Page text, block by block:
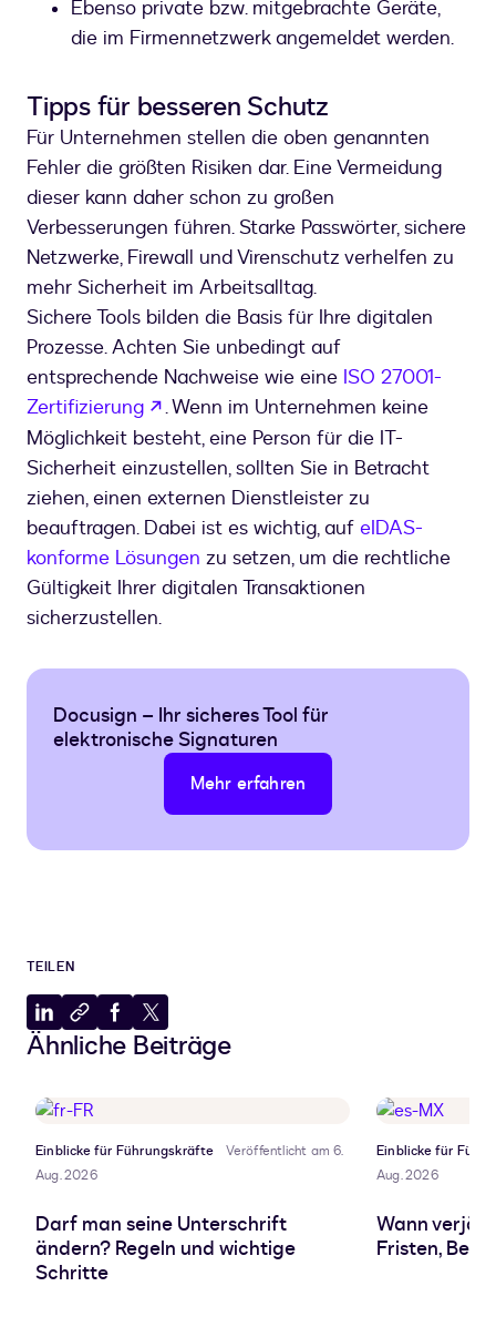
Ebenso private bzw. mitgebrachte Geräte,
die im Firmennetzwerk angemeldet werden.
Tipps für besseren Schutz
Für Unternehmen stellen die oben genannten
Fehler die größten Risiken dar. Eine Vermeidung
dieser kann daher schon zu großen
Verbesserungen führen. Starke Passwörter, sichere
Netzwerke, Firewall und Virenschutz verhelfen zu
mehr Sicherheit im Arbeitsalltag.
Sichere Tools bilden die Basis für Ihre digitalen
Prozesse. Achten Sie unbedingt auf
entsprechende Nachweise wie eine ISO 27001-
Zertifizierung
wird in einem neuen Tab geöffnet
. Wenn im Unternehmen keine
Möglichkeit besteht, eine Person für die IT-
Sicherheit einzustellen, sollten Sie in Betracht
ziehen, einen externen Dienstleister zu
beauftragen. Dabei ist es wichtig, auf eIDAS-
konforme Lösungen zu setzen, um die rechtliche
Gültigkeit Ihrer digitalen Transaktionen
sicherzustellen.
Docusign – Ihr sicheres Tool für
elektronische Signaturen
Mehr erfahren
TEILEN
Auf
LinkedIn
In
Zwischenablage
Auf
Facebook
Auf
X
Ähnliche Beiträge
Einblicke für Führungskräfte
Veröffentlicht am 6.
Aug. 2026
Darf man seine Unterschrift
ändern? Regeln und wichtige
Schritte
Einblicke für
Aug. 2026
Wann
Fristen,